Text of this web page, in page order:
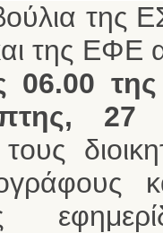
της ΕΦΕ
06.00
27